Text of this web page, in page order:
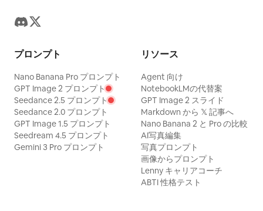
プロンプト
Nano Banana Pro プロンプト
GPT Image 2 プロンプト
Seedance 2.5 プロンプト
Seedance 2.0 プロンプト
GPT Image 1.5 プロンプト
Seedream 4.5 プロンプト
Gemini 3 Pro プロンプト
リソース
Agent 向け
NotebookLMの代替案
GPT Image 2 スライド
Markdown から 𝕏 記事へ
Nano Banana 2 と Pro の比較
AI写真編集
写真プロンプト
画像からプロンプト
Lenny キャリアコーチ
ABTI 性格テスト